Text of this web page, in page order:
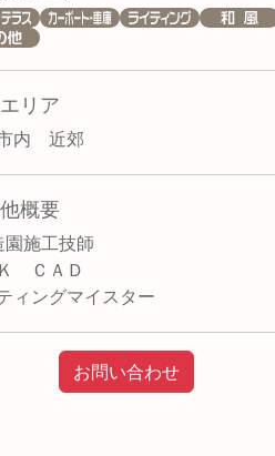
リア
内 近郊
概要
園施工技師
ＣＡＤ
ィングマイスター
お問い合わせ